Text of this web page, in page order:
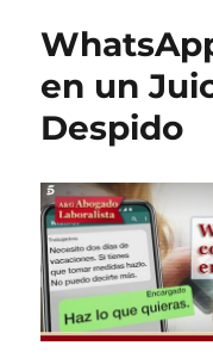
en un
Despido